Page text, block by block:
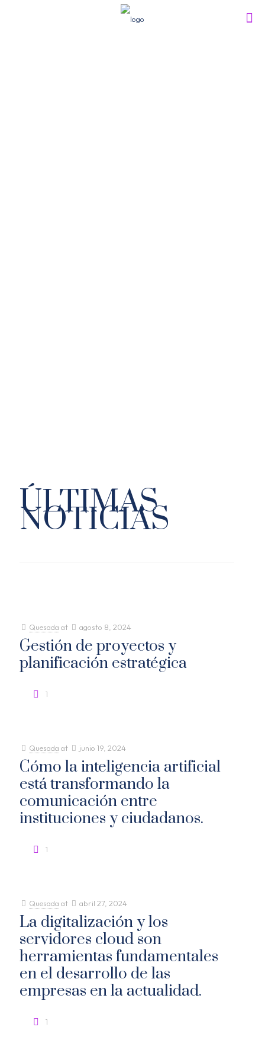
ÚLTIMAS
NOTICIAS
Quesada at agosto 8, 2024
Gestión de proyectos y
planificación estratégica
1
Quesada at junio 19, 2024
Cómo la inteligencia artificial
está transformando la
comunicación entre
instituciones y ciudadanos.
1
Quesada at abril 27, 2024
La digitalización y los
servidores cloud son
herramientas fundamentales
en el desarrollo de las
empresas en la actualidad.
1